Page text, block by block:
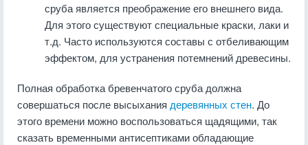
сруба является преображение его внешнего вида.
Для этого существуют специальные краски, лаки и
т.д. Часто используются составы с отбеливающим
эффектом, для устранения потемнений древесины.
Полная обработка бревенчатого сруба должна
совершаться после высыхания деревянных стен. До
этого времени можно воспользоваться щадящими, так
сказать временными антисептиками обладающие